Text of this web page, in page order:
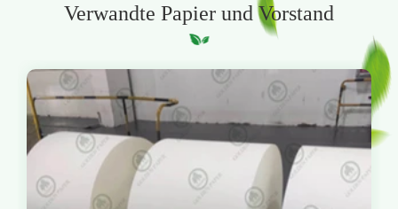
Verwandte Papier und Vorstand